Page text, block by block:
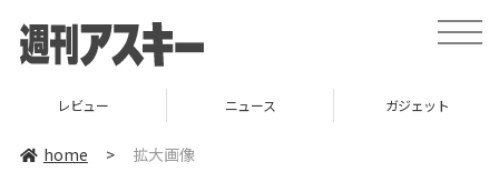
toggle
レビュー ニュース ガジェット
home > 拡大画像